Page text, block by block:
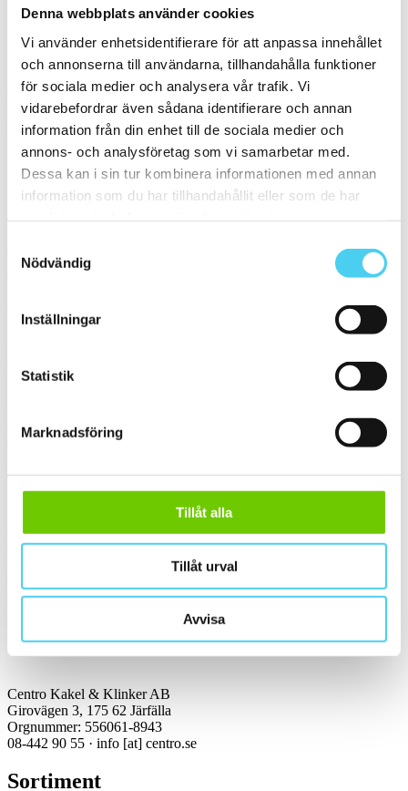
Denna webbplats använder cookies
Vi använder enhetsidentifierare för att anpassa innehållet
och annonserna till användarna, tillhandahålla funktioner
för sociala medier och analysera vår trafik. Vi
vidarebefordrar även sådana identifierare och annan
information från din enhet till de sociala medier och
annons- och analysföretag som vi samarbetar med.
Dessa kan i sin tur kombinera informationen med annan
information som du har tillhandahållit eller som de har
Nödvändig
Inställningar
Statistik
Marknadsföring
Tillåt alla
Tillåt urval
Avvisa
Serie
Filtrera på en Serie
Välj en eller flera serier:
Nordhem - Saltholmen
Sortera
Tyvärr gav sökningen inget resultat. Välj gärna en kategori nedan
eller gör om din sökning.
Webbshop
brett utbud till riktigt bra priser.
Med över 30 år i branschen är vi experter på allt inom kakel och
Kakel & klinker
Kontakt
Öppettider:
Mejl:info[at]centro.se
Centro Kakel & Klinker AB
Girovägen 3, 175 62 Järfälla
Orgnummer: 556061-8943
08-442 90 55 · info [at] centro.se
Sortiment